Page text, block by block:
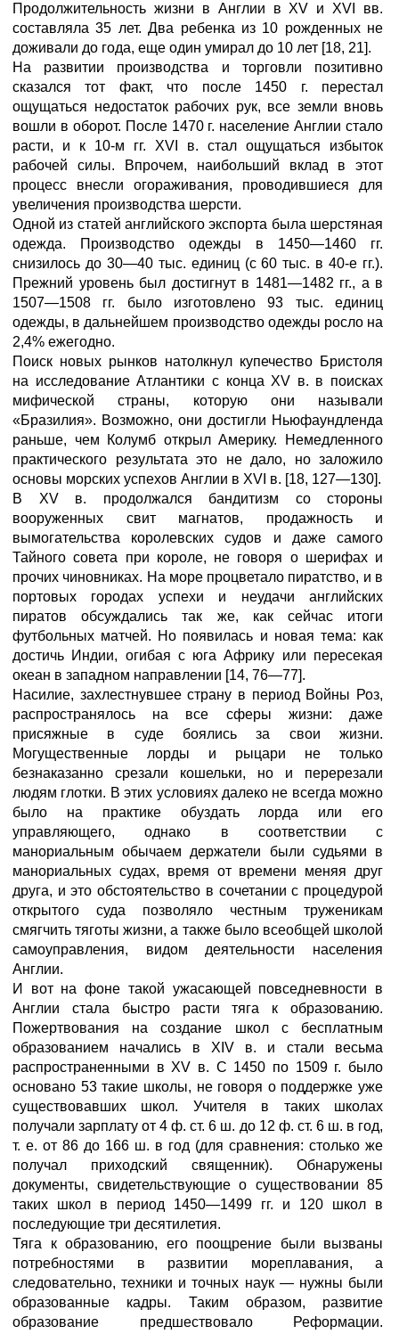
Продолжительность жизни в Англии в XV и XVI вв.
составляла 35 лет. Два ребенка из 10 рожденных не
доживали до года, еще один умирал до 10 лет [18, 21].
На развитии производства и торговли позитивно
сказался тот факт, что после 1450 г. перестал
ощущаться недостаток рабочих рук, все земли вновь
вошли в оборот. После 1470 г. население Англии стало
расти, и к 10-м гг. XVI в. стал ощущаться избыток
рабочей силы. Впрочем, наибольший вклад в этот
процесс внесли огораживания, проводившиеся для
увеличения производства шерсти.
Одной из статей английского экспорта была шерстяная
одежда. Производство одежды в 1450—1460 гг.
снизилось до 30—40 тыс. единиц (с 60 тыс. в 40-е гг.).
Прежний уровень был достигнут в 1481—1482 гг., а в
1507—1508 гг. было изготовлено 93 тыс. единиц
одежды, в дальнейшем производство одежды росло на
2,4% ежегодно.
Поиск новых рынков натолкнул купечество Бристоля
на исследование Атлантики с конца XV в. в поисках
мифической страны, которую они называли
«Бразилия». Возможно, они достигли Ньюфаундленда
раньше, чем Колумб открыл Америку. Немедленного
практического результата это не дало, но заложило
основы морских успехов Англии в XVI в. [18, 127—130].
В XV в. продолжался бандитизм со стороны
вооруженных свит магнатов, продажность и
вымогательства королевских судов и даже самого
Тайного совета при короле, не говоря о шерифах и
прочих чиновниках. На море процветало пиратство, и в
портовых городах успехи и неудачи английских
пиратов обсуждались так же, как сейчас итоги
футбольных матчей. Но появилась и новая тема: как
достичь Индии, огибая с юга Африку или пересекая
океан в западном направлении [14, 76—77].
Насилие, захлестнувшее страну в период Войны Роз,
распространялось на все сферы жизни: даже
присяжные в суде боялись за свои жизни.
Могущественные лорды и рыцари не только
безнаказанно срезали кошельки, но и перерезали
людям глотки. В этих условиях далеко не всегда можно
было на практике обуздать лорда или его
управляющего, однако в соответствии с
манориальным обычаем держатели были судьями в
манориальных судах, время от времени меняя друг
друга, и это обстоятельство в сочетании с процедурой
открытого суда позволяло честным труженикам
смягчить тяготы жизни, а также было всеобщей школой
самоуправления, видом деятельности населения
Англии.
И вот на фоне такой ужасающей повседневности в
Англии стала быстро расти тяга к образованию.
Пожертвования на создание школ с бесплатным
образованием начались в XIV в. и стали весьма
распространенными в XV в. С 1450 по 1509 г. было
основано 53 такие школы, не говоря о поддержке уже
существовавших школ. Учителя в таких школах
получали зарплату от 4 ф. ст. 6 ш. до 12 ф. ст. 6 ш. в год,
т. е. от 86 до 166 ш. в год (для сравнения: столько же
получал приходский священник). Обнаружены
документы, свидетельствующие о существовании 85
таких школ в период 1450—1499 гг. и 120 школ в
последующие три десятилетия.
Тяга к образованию, его поощрение были вызваны
потребностями в развитии мореплавания, а
следовательно, техники и точных наук — нужны были
образованные кадры. Таким образом, развитие
образование предшествовало Реформации.